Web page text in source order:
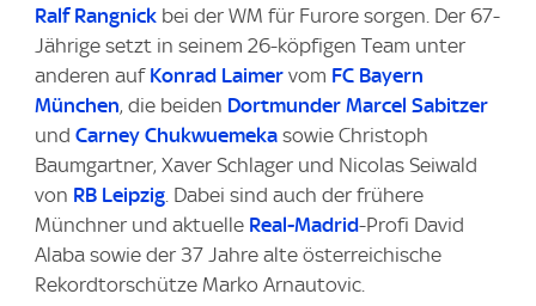
Ralf Rangnick bei der WM für Furore sorgen. Der 67-
Jährige setzt in seinem 26-köpfigen Team unter
anderen auf Konrad Laimer vom FC Bayern
München, die beiden Dortmunder Marcel Sabitzer
und Carney Chukwuemeka sowie Christoph
Baumgartner, Xaver Schlager und Nicolas Seiwald
von RB Leipzig. Dabei sind auch der frühere
Münchner und aktuelle Real-Madrid-Profi David
Alaba sowie der 37 Jahre alte österreichische
Rekordtorschütze Marko Arnautovic.